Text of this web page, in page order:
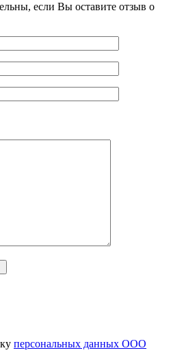
если Вы оставите отзыв о
персональных данных ООО